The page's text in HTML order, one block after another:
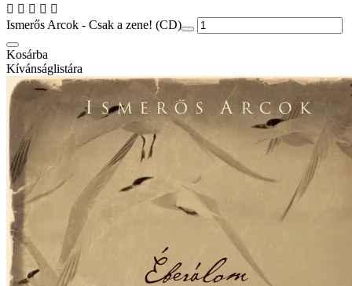
Ismerős Arcok - Csak a zene! (CD)
Kosárba
Kívánságlistára